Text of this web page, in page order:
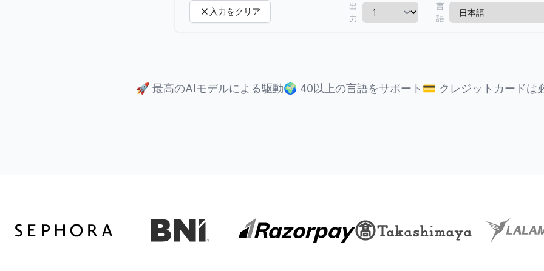
入力をクリア
出
力
言
語
🚀 最高のAIモデルによる駆動🌍 40以上の言語をサポート 💳 クレジットカードは